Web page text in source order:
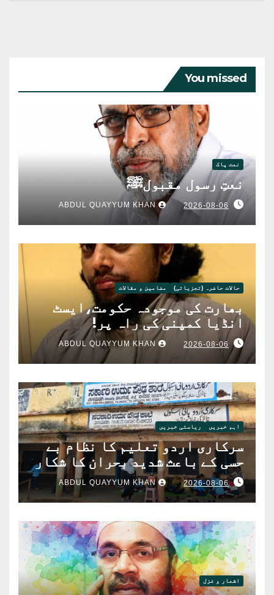
You missed
نعت پاک
نعتِ رسولِ مقبولﷺ
2026-08-06
ABDUL QUAYYUM KHAN
حالات حاضرہ (تجزیاتی) مضامین و مقالات
بھارت کی موجودہ حکومت،ایسٹ
انڈیا کمپنی کی راہ پر!
2026-08-06
ABDUL QUAYYUM KHAN
اہم خبریں ریاستی خبریں
سرکاری اردو تعلیم کا نظام بے
حسی کے باعث شدید بحران کا شکار
2026-08-06
ABDUL QUAYYUM KHAN
اشعار و غزل